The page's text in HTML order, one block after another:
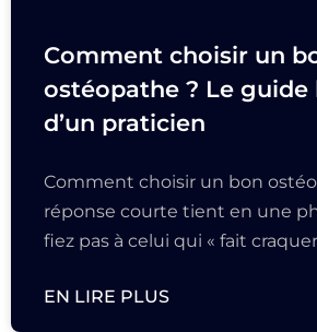
Comment choisir un
ostéopathe ? Le guide
d’un praticien
Comment choisir un bon
réponse courte tient en une
fiez pas à celui qui « fait
EN LIRE PLUS